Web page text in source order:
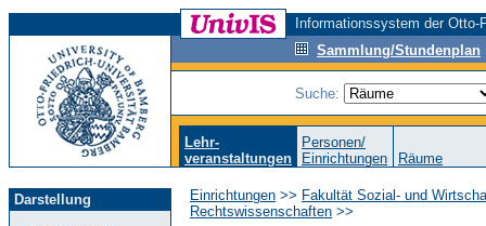
Informationssystem der
Sammlung/Stundenplan
Suche:
Lehr-
veranstaltungen
Personen/
Einrichtungen
Räume
Darstellung Einrichtungen >> Fakultät Sozial- und
Rechtswissenschaften >>